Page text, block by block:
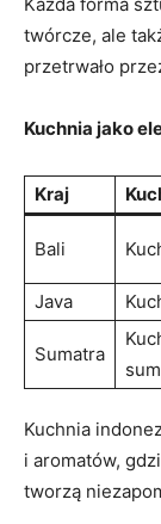
twórcze, ale
przetrwało‌
Kuchnia jako
Kraj
Bali
Java
Sumatra
Kuchnia
i aromatów,
tworzą